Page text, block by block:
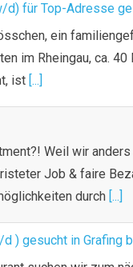
d) für Top-Adresse
ein
im Rheingau, ca. 40
ist [...]
Weil wir
Job & faire
durch [...]
) gesucht in Grafing